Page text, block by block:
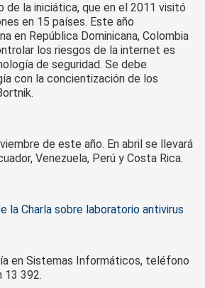
de la iniciática, que en el 2011 visitó
en 15 países. Este año
en República Dominicana, Colombia
los riesgos de la internet es
de seguridad. Se debe
con la concientización de los
de este año. En abril se llevará
Venezuela, Perú y Costa Rica.
la Charla sobre laboratorio antivirus
en Sistemas Informáticos, teléfono
13 392.